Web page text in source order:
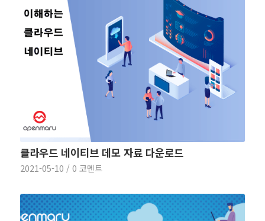
클라우드 네이티브 데모 자료 다운로드
2021-05-10 / 0 코멘트